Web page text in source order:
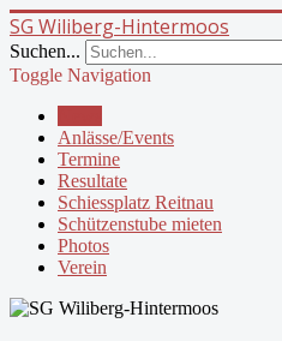
SG Wiliberg-Hintermoos
Suchen...
Toggle Navigation
Anlässe/Events
Termine
Resultate
Schiessplatz Reitnau
Schützenstube mieten
Photos
Verein